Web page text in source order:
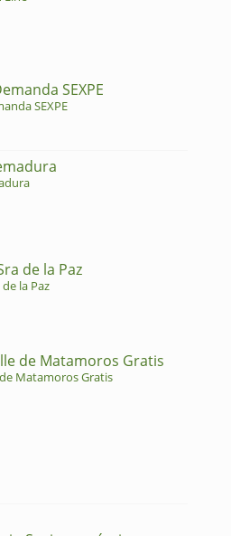
SEXPE
SEXPE
de la Paz
la Paz
de Matamoros Gratis
Matamoros Gratis